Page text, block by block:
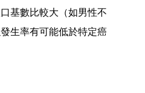
基數比較大（如男性不
生率有可能低於特定癌